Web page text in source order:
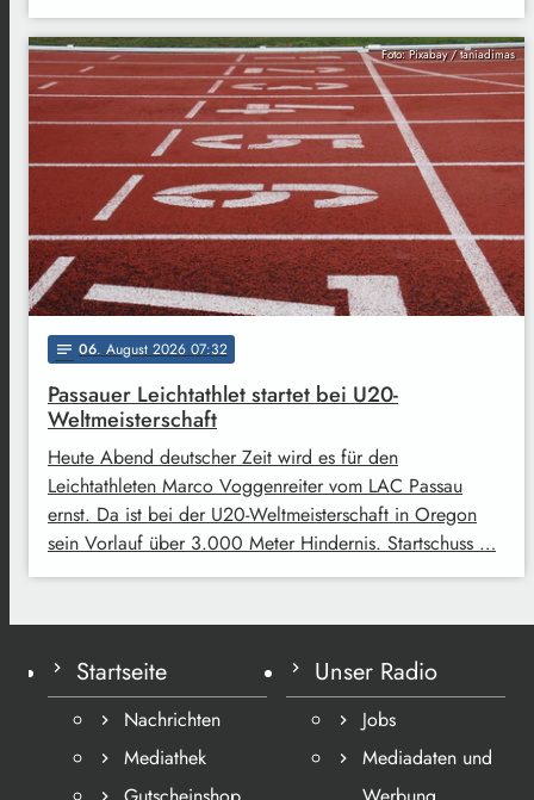
Foto: Pixabay / taniadimas
notes 06. August 2026 07:32
Passauer Leichtathlet startet bei U20-
Weltmeisterschaft
Heute Abend deutscher Zeit wird es für den
Leichtathleten Marco Voggenreiter vom LAC Passau
ernst. Da ist bei der U20-Weltmeisterschaft in Oregon
sein Vorlauf über 3.000 Meter Hindernis. Startschuss …
Startseite
Nachrichten
Mediathek
Unser Radio
Jobs
Mediadaten und